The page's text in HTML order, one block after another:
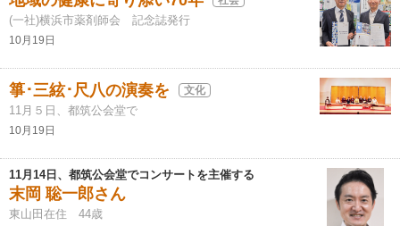
(一社)横浜市薬剤師会 記念誌発行
10月19日
箏･三絃･尺八の演奏を 文化
11月５日、都筑公会堂で
10月19日
11月14日、都筑公会堂でコンサートを主催する
末岡 聡一郎さん
東山田在住 44歳